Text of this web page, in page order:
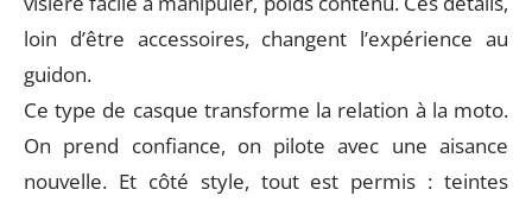
loin d’être accessoires, changent l’expérience au
guidon.
Ce type de casque transforme la relation à la moto.
On prend confiance, on pilote avec une aisance
nouvelle. Et côté style, tout est permis : teintes